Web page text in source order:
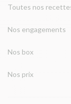
Toutes nos
Nos engagements
Nos box
Nos prix